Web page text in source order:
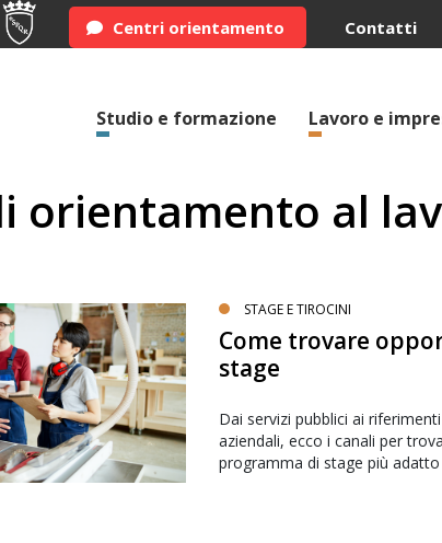
Centri orientamento Contatti
Studio e formazione Lavoro e
orientamento al
STAGE E TIROCINI
Come trovare
stage
Dai servizi pubblici ai
aziendali, ecco i canali per
programma di stage più